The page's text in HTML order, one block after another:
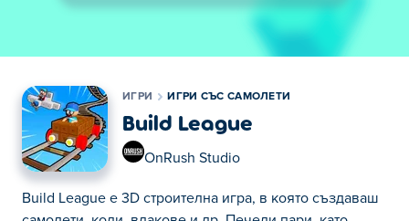
ИГРИ ИГРИ СЪС САМОЛЕТИ
Build League
OnRush Studio
Build League е 3D строителна игра, в която създаваш